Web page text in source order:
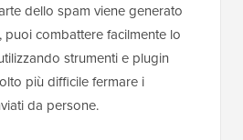
dello spam viene generato
combattere facilmente lo
strumenti e plugin
più difficile fermare i
da persone.